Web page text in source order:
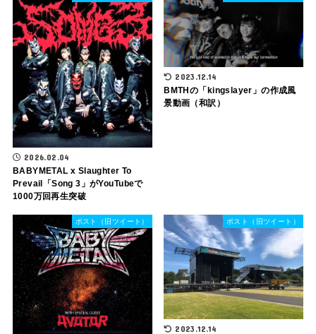
2026.02.04
BABYMETAL x Slaughter To
Prevail「Song 3」がYouTubeで
1000万回再生突破
2023.12.14
BMTHの「kingslayer」の作成風
景動画（和訳）
ポスト（旧ツイート） ポスト（旧ツイート）
2023.12.14